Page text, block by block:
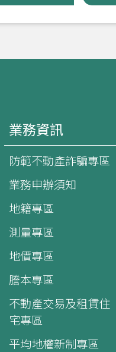
業務資訊
防範不動產詐騙專區
業務申辦須知
地籍專區
測量專區
地價專區
謄本專區
不動產交易及租賃住
宅專區
平均地權新制專區